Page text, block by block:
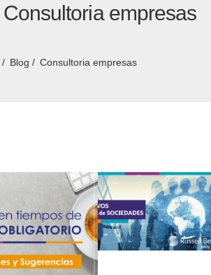
empresas
Blog Consultoria empresas